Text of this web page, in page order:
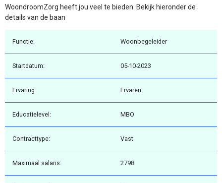
WoondroomZorg heeft jou veel te bieden. Bekijk hieronder de
details van de baan
Functie: Woonbegeleider
Startdatum: 05-10-2023
Ervaring: Ervaren
Educatielevel: MBO
Contracttype: Vast
Maximaal salaris: 2798